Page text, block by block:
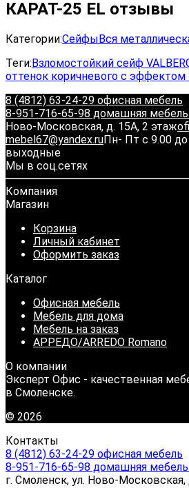
КАРАТ-25 EL отзывы
Категории:СейфыВся
Теги:Взломостойкий сейф
оттенок коричневого с
8 (4812) 63-24-29 офисная мебель
8-951-716-65-98 домашняя мебель
Ново-Московская, д. 15А, 2 этаж
mebel67@yandex.ruПн- Пт с 9.00 до
выходные
Мы в соц.сетях
Компания
Магазин
Корзина
Личный кабинет
Оформить заказ
Каталог
Офисная мебель
Мебель для дома
Мебель на заказ
АРРЕДО/ARREDO Romano
О компании
Эксперт Офис - качественная
в Смоленске.
© 2026
Контакты
8 (4812) 63-24-29 офисная мебель
8-951-716-65-98 домашняя мебель
г. Смоленск, ул. Ново-Московская,